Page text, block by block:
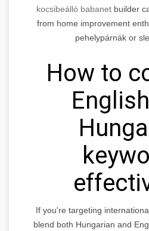
kocsibeálló babanet builder
from home improvement
pehelypárnák or
How to
If you're targeting
blend both Hungarian and